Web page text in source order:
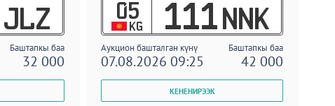
JLZ
Баштапкы баа
32 000
05
KG 111 NNK
Аукцион башталган күнү Баштапкы баа
07.08.2026 09:25 42 000